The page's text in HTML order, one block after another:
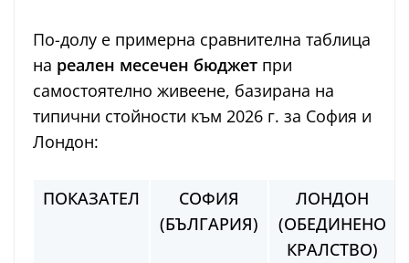
По-долу е примерна сравнителна таблица
на реален месечен бюджет при
самостоятелно живеене, базирана на
типични стойности към 2026 г. за София и
Лондон:
ПОКАЗАТЕЛ
СОФИЯ
(БЪЛГАРИЯ)
ЛОНДОН
(ОБЕДИНЕНО
КРАЛСТВО)